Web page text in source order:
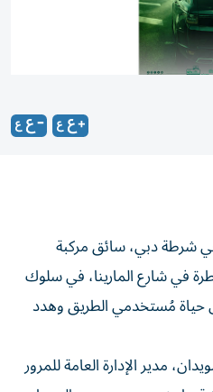
شرطة دبي، سائق مركبة
في شارع المارينا، في سلوك
مُستخدمي الطريق وهدد
مدير الإدارة العامة للمرور